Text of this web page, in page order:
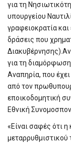
για τη
υπουργείου
γραφειοκρατία και
δράσεις που
για τη
Αναπηρία, που
από τον
εποικοδομητική
Εθνική
«Είναι σαφές ότι
μεταρρυθμιστικού